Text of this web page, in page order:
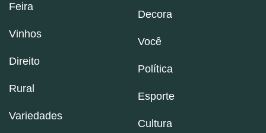
Feira
Vinhos
Direito
Rural
Variedades
Decora
Você
Política
Esporte
Cultura